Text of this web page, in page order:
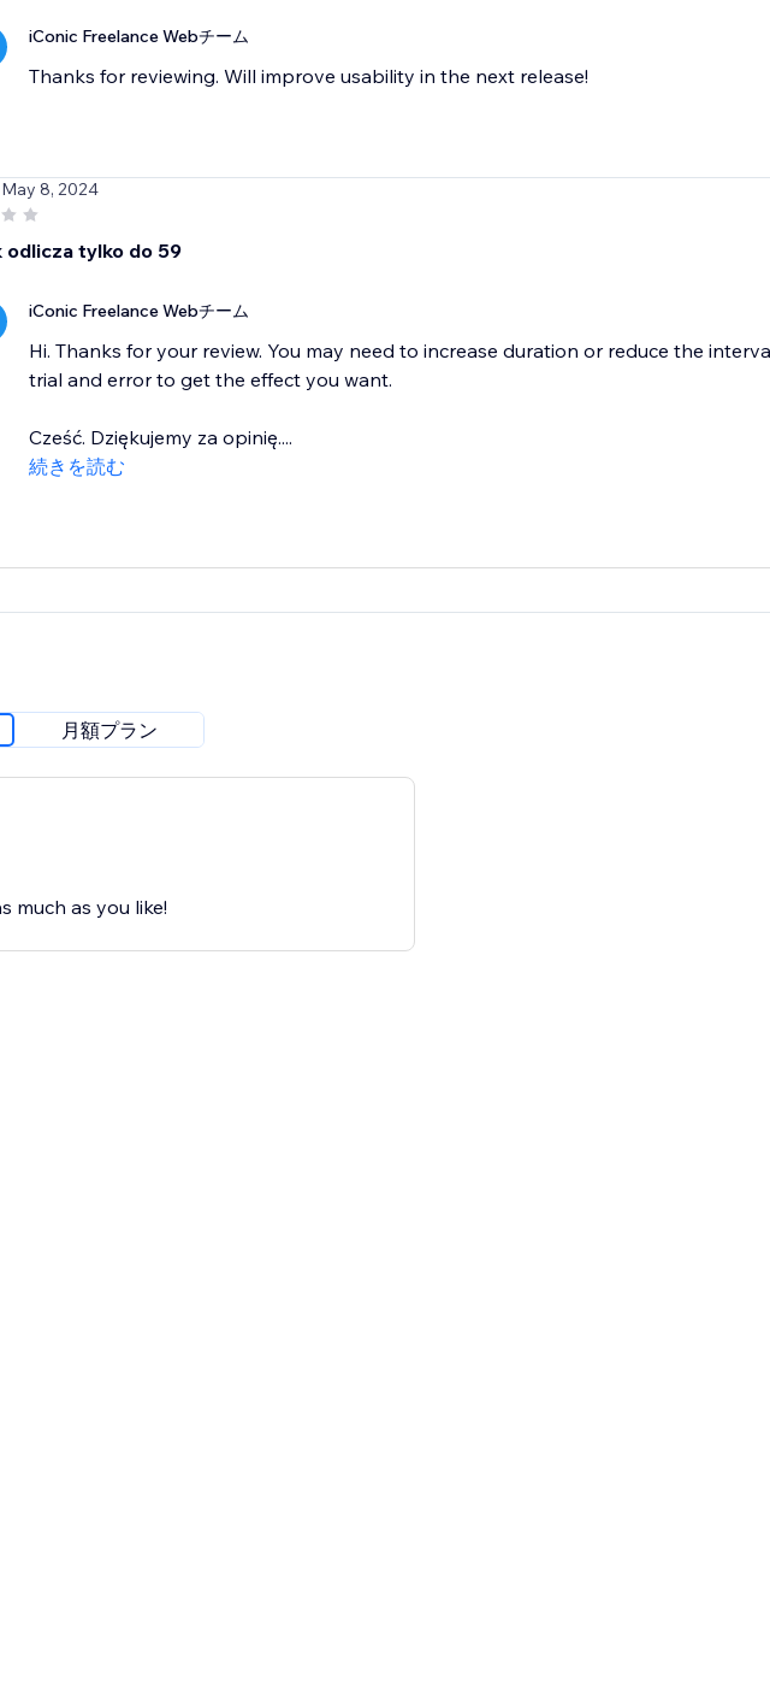
iConic Freelance Webチーム
Thanks for reviewing. Will improve usability in the next release!
8, 2024
odlicza tylko do 59
iConic Freelance Webチーム
Hi. Thanks for your review. You may need to increase duration or reduce the
trial and error to get the effect you want.
Cześć. Dziękujemy za opinię....
続きを読む
月額プラン
much as you like!